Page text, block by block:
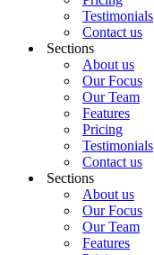
Testimonials
Contact us
Sections
About us
Our Focus
Our Team
Features
Pricing
Testimonials
Contact us
Sections
About us
Our Focus
Our Team
Features